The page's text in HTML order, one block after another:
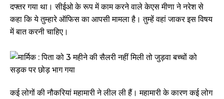
दफ्तर गया था। सीईओ के रूप में काम करने वाले केएस मीणा ने नरेश से
कहा कि ये तुम्हारे ऑफिस का आपसी मामला है। तुम्हें वहां जाकर इस विषय
में बात करनी चाहिए।
कई लोगों की नौकरियां महामारी ने लील ली हैं। महामारी के कारण कई लोग